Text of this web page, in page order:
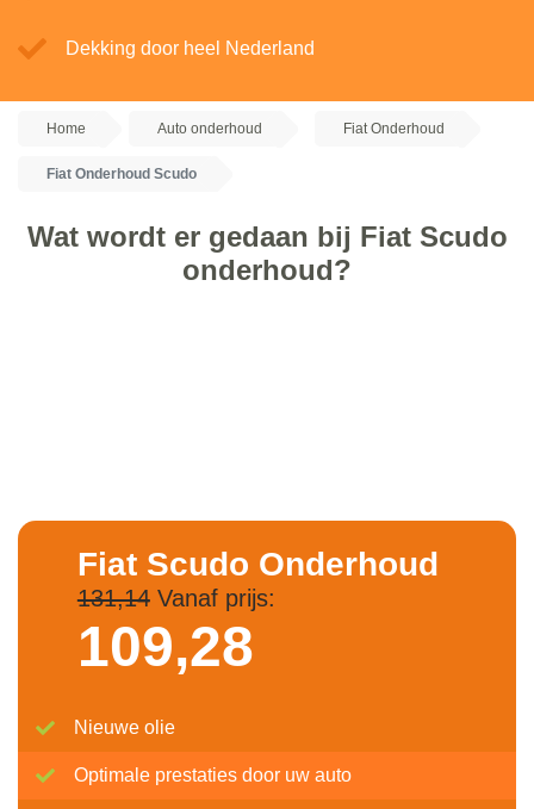
Dekking door heel Nederland
Home Auto onderhoud Fiat Onderhoud
Fiat Onderhoud Scudo
Wat wordt er gedaan bij Fiat Scudo
onderhoud?
Fiat Scudo Onderhoud
131,14Vanaf prijs:
109,28
Nieuwe olie
Optimale prestaties door uw auto